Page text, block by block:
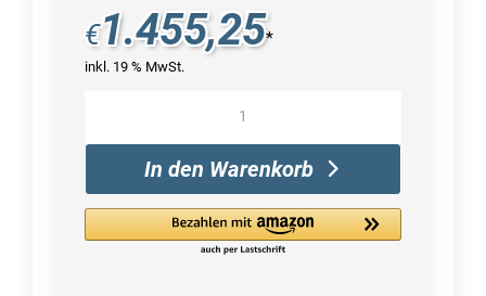
€1.455,25*
inkl. 19 % MwSt.
Menge
In den Warenkorb